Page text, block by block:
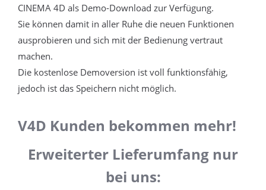
CINEMA 4D als Demo-Download zur Verfügung.
Sie können damit in aller Ruhe die neuen Funktionen
ausprobieren und sich mit der Bedienung vertraut
machen.
Die kostenlose Demoversion ist voll funktionsfähig,
jedoch ist das Speichern nicht möglich.
V4D Kunden bekommen mehr!
Erweiterter Lieferumfang nur
bei uns: